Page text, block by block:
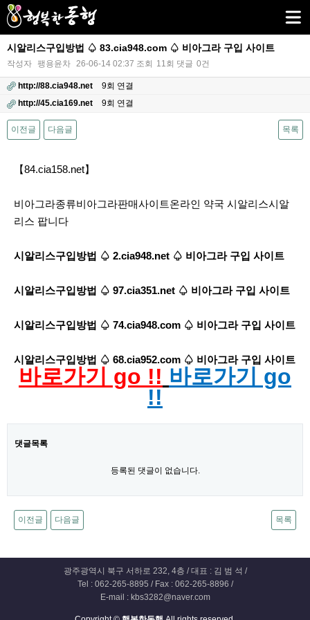
시알리스구입방법 ♤ 83.cia948.com ♤ 비아그라 구입 사이트
작성자 팽용윤차 26-06-14 02:37 조회 11회 댓글 0건
http://88.cia948.net
9회 연결
http://45.cia169.net
9회 연결
이전글 다음글 목록
【84.cia158.net】
비아그라종류비아그라판매사이트온라인 약국 시알리스시알
리스 팝니다
시알리스구입방법 ♤ 2.cia948.net ♤ 비아그라 구입 사이트
시알리스구입방법 ♤ 97.cia351.net ♤ 비아그라 구입 사이트
시알리스구입방법 ♤ 74.cia948.com ♤ 비아그라 구입 사이트
시알리스구입방법 ♤ 68.cia952.com ♤ 비아그라 구입 사이트
바로가기 go !! 바로가기 go
!!
댓글목록
등록된 댓글이 없습니다.
이전글 다음글 목록
광주광역시 북구 서하로 232, 4층 / 대표 : 김 범 석 /
Tel : 062-265-8895 / Fax : 062-265-8896 /
E-mail : kbs3282@naver.com